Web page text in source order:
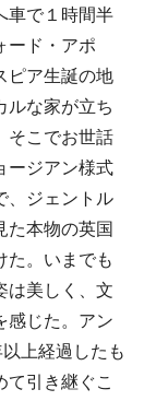
車で１時間半
ード・アポ
ピア生誕の地
ルな家が立ち
そこでお世話
ージアン様式
、ジェントル
た本物の英国
た。いまでも
は美しく、文
感じた。アン
上経過したも
て引き継ぐこ